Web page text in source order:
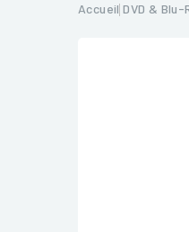
Accueil DVD & Blu-